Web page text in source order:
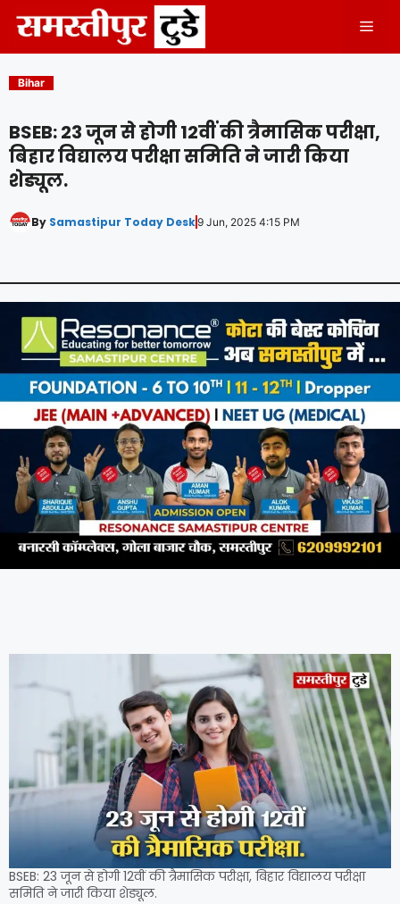
content
Bihar
BSEB: 23 जून से होगी 12वीं की त्रैमासिक परीक्षा,
बिहार विद्यालय परीक्षा समिति ने जारी किया
शेड्यूल.
By Samastipur Today Desk9 Jun, 2025 4:15 PM
BSEB: 23 जून से होगी 12वीं की त्रैमासिक परीक्षा, बिहार विद्यालय परीक्षा
समिति ने जारी किया शेड्यूल.